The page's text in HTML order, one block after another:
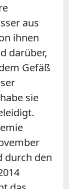
aus
ihnen
darüber,
Gefäß
sie
durch den